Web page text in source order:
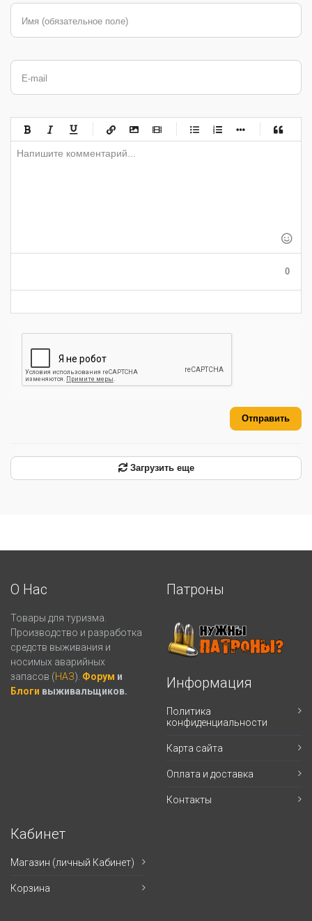
Имя (обязательное поле)
E-mail
-
-
-
0
Отправить
Загрузить еще
О Нас
Товары для туризма.
Производство и разработка
средств выживания и
носимых аварийных
запасов (НАЗ). Форум и
Блоги выживальщиков.
Патроны
Информация
Политика
конфиденциальности
Карта сайта
Оплата и доставка
Контакты
Кабинет
Магазин (личный Кабинет)
Корзина